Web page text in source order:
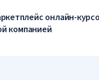
онлайн-
компанией